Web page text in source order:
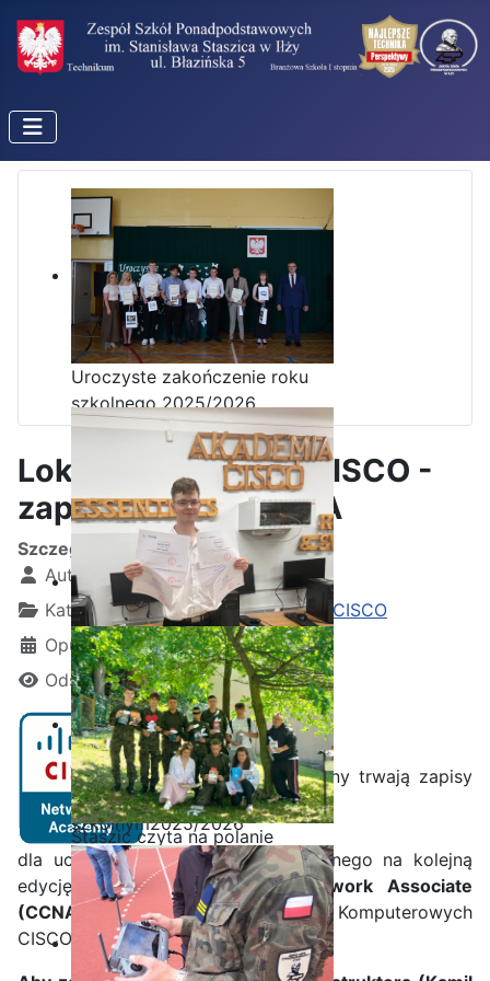
Uroczyste zakończenie roku
szkolnego 2025/2026
Ostatnia garść certyfikatów
Akademii CISCO w roku
szkolnym2025/2026
Staszic czyta na polanie
Lokalna Akademia CISCO -
zapisy na kurs CCNA
Szczegóły
Autor:
Kamil Krosta
Kategoria:Wydarzenia z akademii CISCO
Opublikowano: 04 wrzesień 2019
Odsłon: 1458
Przez cały rok szkolny trwają zapisy
dla uczniów Technikum Informatycznego na kolejną
edycję kursuCisco Certified Network Associate
(CCNA)
Lokalnej Akademii Sieci Komputerowych
CISCO działającej w naszej szkole.